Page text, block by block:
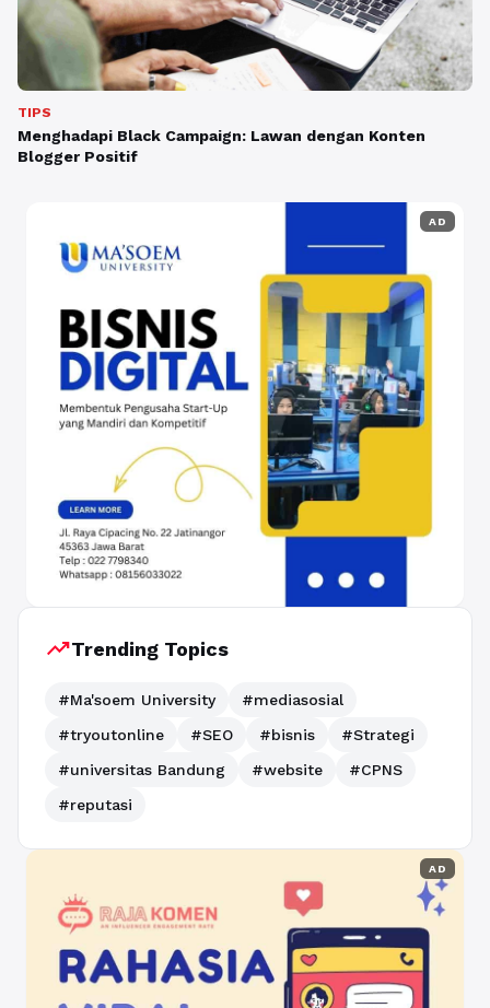
TIPS
Menghadapi Black Campaign: Lawan dengan Konten
Blogger Positif
AD
trending_upTrending Topics
#Ma'soem University
#mediasosial
#tryoutonline
#SEO #bisnis
#Strategi
#universitas Bandung
#website
#CPNS
#reputasi
AD